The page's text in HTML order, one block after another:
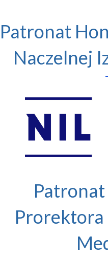
Patronat
Naczelnej
Prorektora